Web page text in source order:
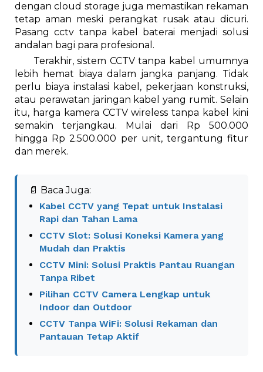
dengan cloud storage juga memastikan rekaman
tetap aman meski perangkat rusak atau dicuri.
Pasang cctv tanpa kabel baterai menjadi solusi
andalan bagi para profesional.
Terakhir, sistem CCTV tanpa kabel umumnya
lebih hemat biaya dalam jangka panjang. Tidak
perlu biaya instalasi kabel, pekerjaan konstruksi,
atau perawatan jaringan kabel yang rumit. Selain
itu, harga kamera CCTV wireless tanpa kabel kini
semakin terjangkau. Mulai dari Rp 500.000
hingga Rp 2.500.000 per unit, tergantung fitur
dan merek.
📄 Baca Juga:
Kabel CCTV yang Tepat untuk Instalasi
Rapi dan Tahan Lama
CCTV Slot: Solusi Koneksi Kamera yang
Mudah dan Praktis
CCTV Mini: Solusi Praktis Pantau Ruangan
Tanpa Ribet
Pilihan CCTV Camera Lengkap untuk
Indoor dan Outdoor
CCTV Tanpa WiFi: Solusi Rekaman dan
Pantauan Tetap Aktif